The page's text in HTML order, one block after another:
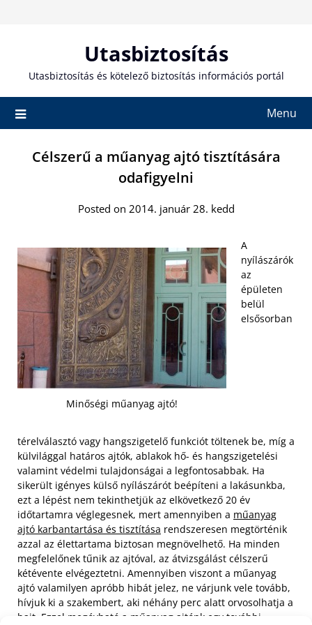
Utasbiztosítás
Utasbiztosítás és kötelező biztosítás információs portál
Menu
Célszerű a műanyag ajtó tisztítására
odafigyelni
Posted on 2014. január 28. kedd
Minőségi műanyag ajtó!
A
nyílászárók
az
épületen
belül
elsősorban
térelválasztó vagy hangszigetelő funkciót töltenek be, míg a
külvilággal határos ajtók, ablakok hő- és hangszigetelési
valamint védelmi tulajdonságai a legfontosabbak. Ha
sikerült igényes külső nyílászárót beépíteni a lakásunkba,
ezt a lépést nem tekinthetjük az elkövetkező 20 év
időtartamra véglegesnek, mert amennyiben a műanyag
ajtó karbantartása és tisztítása rendszeresen megtörténik
azzal az élettartama biztosan megnövelhető. Ha minden
megfelelőnek tűnik az ajtóval, az átvizsgálást célszerű
kétévente elvégeztetni. Amennyiben viszont a műanyag
ajtó valamilyen apróbb hibát jelez, ne várjunk vele tovább,
hívjuk ki a szakembert, aki néhány perc alatt orvosolhatja a
bajt. Ezzel megóvható a műanyag ajtónk egy további